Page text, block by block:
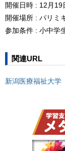
開催日時 : 12月
開催場所 : パリミ
参加条件 : 小中学
関連URL
新潟医療福祉大学